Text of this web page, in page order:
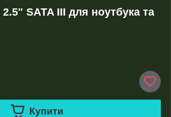
SATA III для ноутбука та
Купити